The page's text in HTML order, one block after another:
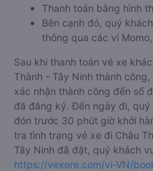
Thanh toán bằng hình
Bên cạnh đó, quý
thông qua các ví
Sau khi thanh toán vé xe
Thành - Tây Ninh thành
xác nhận thành công đến số
đã đăng ký. Đến ngày đi,
đón trước 30 phút giờ khởi
tra tình trạng vé xe đi Châu
Tây Ninh đã đặt, quý khách
https://vexere.com/vi-VN/